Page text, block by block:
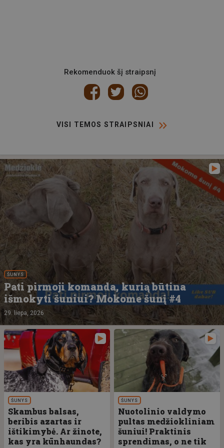
Rekomenduok šį straipsnį
VISI TEMOS STRAIPSNIAI
ŠUNYS
Pati pirmoji komanda, kurią būtina
išmokyti šuniui? Mokome šunį #4
29. liepa, 2026
ŠUNYS
Skambus balsas,
beribis azartas ir
ištikimybė. Ar žinote,
kas yra kūnhaundas?
ŠUNYS
Nuotolinio valdymo
pultas medžiokliniam
šuniui! Praktinis
sprendimas, o ne tik